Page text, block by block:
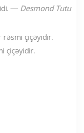
― Desmond Tutu
çiçəyidir.